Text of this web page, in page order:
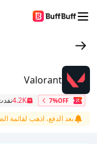
Valorant
7%OFF
4.2K
بعد الدفع، اذهب لقائمة